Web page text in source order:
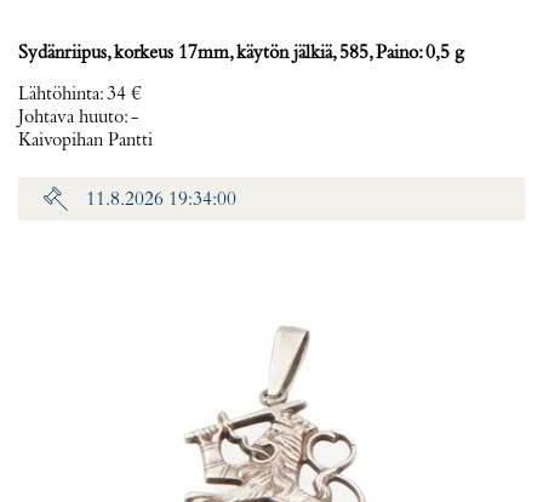
Sydänriipus, korkeus 17mm, käytön jälkiä, 585, Paino: 0,5 g
Lähtöhinta:34 €
Johtava huuto:-
Kaivopihan Pantti
11.8.2026 19:34:00